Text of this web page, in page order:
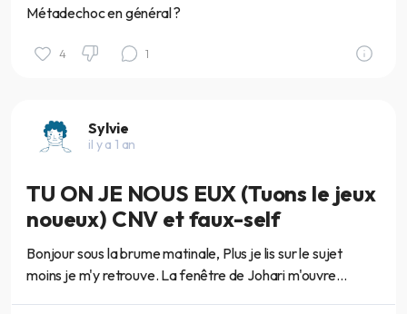
Métadechoc en général ?
4 1
Sylvie
il y a 1 an
TU ON JE NOUS EUX (Tuons le jeux
noueux) CNV et faux-self
Bonjour sous la brume matinale, Plus je lis sur le sujet
moins je m'y retrouve. La fenêtre de Johari m'ouvre...